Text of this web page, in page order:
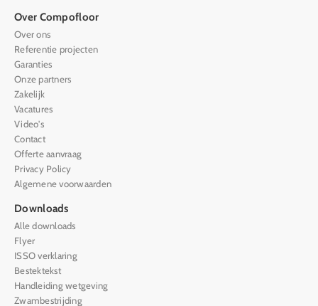
Over Compofloor
Over ons
Referentie projecten
Garanties
Onze partners
Zakelijk
Vacatures
Video's
Contact
Offerte aanvraag
Privacy Policy
Algemene voorwaarden
Downloads
Alle downloads
Flyer
ISSO verklaring
Bestektekst
Handleiding wetgeving
Zwambestrijding